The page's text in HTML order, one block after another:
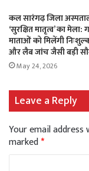
कल सारंगढ़ जिला
‘सुरक्षित मातृत्व’ का मेला:
माताओं को मिलेंगी
और लैब जांच जैसी बड़ी
May 24, 2026
Leave a Reply
Your email address
marked*